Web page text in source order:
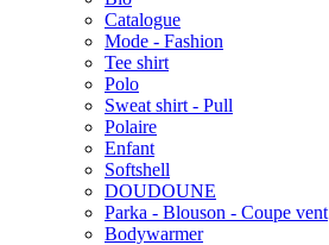
Catalogue
Mode - Fashion
Tee shirt
Polo
Sweat shirt - Pull
Polaire
Enfant
Softshell
DOUDOUNE
Parka - Blouson - Coupe vent
Bodywarmer